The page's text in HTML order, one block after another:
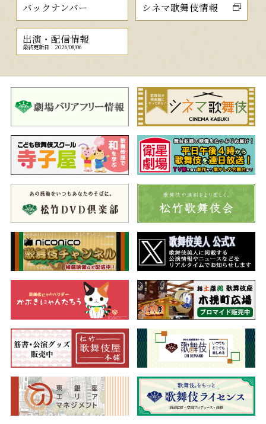
バックナンバー シネマ歌舞伎情報
出演・配信情報
最終更新日：2026/08/06